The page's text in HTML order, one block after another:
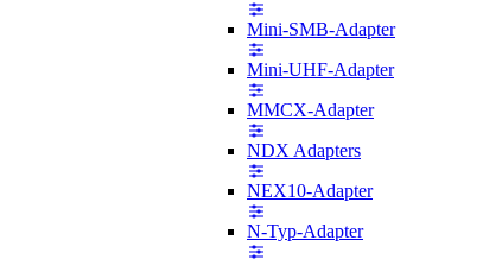
Mini-SMB-Adapter
Mini-UHF-Adapter
MMCX-Adapter
NDX Adapters
NEX10-Adapter
N-Typ-Adapter